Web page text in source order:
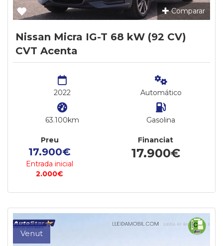
Comparar
Nissan Micra IG-T 68 kW (92 CV)
CVT Acenta
2022
63.100km
Automático
Gasolina
Preu
17.900€
Entrada inicial
2.000€
Financiat
17.900€
Venut